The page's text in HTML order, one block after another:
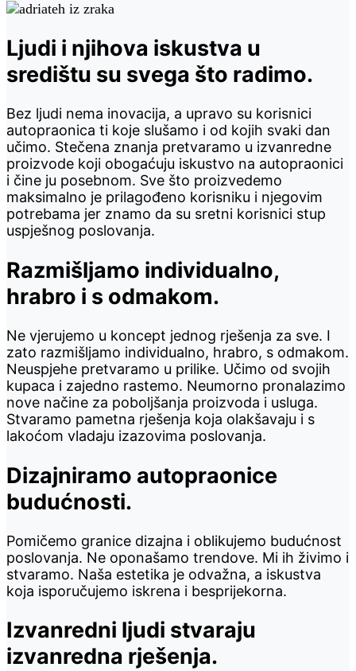
Ljudi i njihova iskustva u
središtu su svega što radimo.
Bez ljudi nema inovacija, a upravo su korisnici
autopraonica ti koje slušamo i od kojih svaki dan
učimo. Stečena znanja pretvaramo u izvanredne
proizvode koji obogaćuju iskustvo na autopraonici
i čine ju posebnom. Sve što proizvedemo
maksimalno je prilagođeno korisniku i njegovim
potrebama jer znamo da su sretni korisnici stup
uspješnog poslovanja.
Razmišljamo individualno,
hrabro i s odmakom.
Ne vjerujemo u koncept jednog rješenja za sve. I
zato razmišljamo individualno, hrabro, s odmakom.
Neuspjehe pretvaramo u prilike. Učimo od svojih
kupaca i zajedno rastemo. Neumorno pronalazimo
nove načine za poboljšanja proizvoda i usluga.
Stvaramo pametna rješenja koja olakšavaju i s
lakoćom vladaju izazovima poslovanja.
Dizajniramo autopraonice
budućnosti.
Pomičemo granice dizajna i oblikujemo budućnost
poslovanja. Ne oponašamo trendove. Mi ih živimo i
stvaramo. Naša estetika je odvažna, a iskustva
koja isporučujemo iskrena i besprijekorna.
Izvanredni ljudi stvaraju
izvanredna rješenja.